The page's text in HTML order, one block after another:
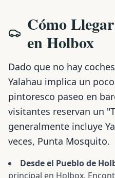
Cómo
en Holbox
Dado que no hay
Yalahau implica un
pintoresco paseo en
visitantes reservan un
generalmente incluye
veces, Punta Mosquito.
Desde el Pueblo de
principal en Holbox.